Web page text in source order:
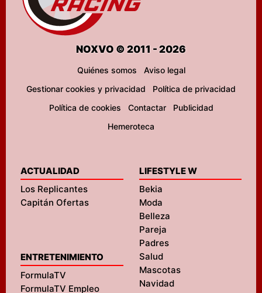
NOXVO © 2011 - 2026
Quiénes somos
Aviso legal
Gestionar cookies y privacidad
Política de privacidad
Política de cookies
Contactar
Publicidad
Hemeroteca
ACTUALIDAD
Los Replicantes
Capitán Ofertas
ENTRETENIMIENTO
FormulaTV
FormulaTV Empleo
LIFESTYLE W
Bekia
Moda
Belleza
Pareja
Padres
Salud
Mascotas
Navidad